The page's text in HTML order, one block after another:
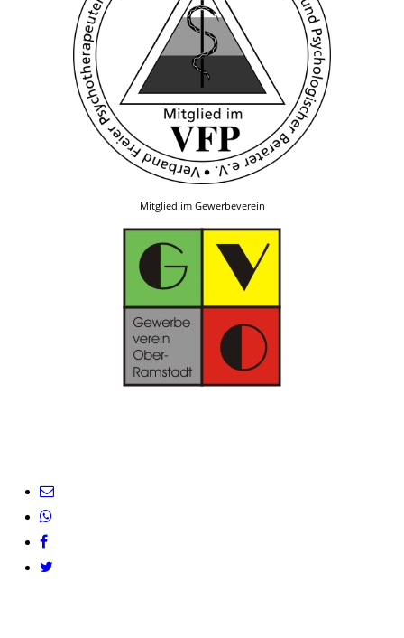
Mitglied im Gewerbeverein